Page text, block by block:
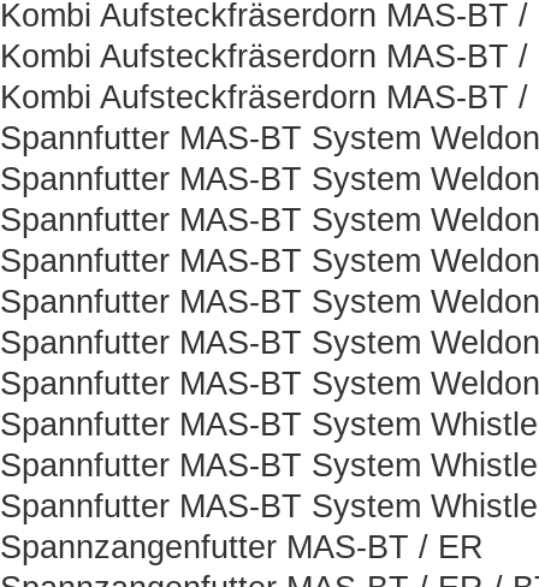
Kombi Aufsteckfräserdorn MAS-BT /
Kombi Aufsteckfräserdorn MAS-BT /
Kombi Aufsteckfräserdorn MAS-BT /
Spannfutter MAS-BT System Weldon
Spannfutter MAS-BT System
Spannfutter MAS-BT System
Spannfutter MAS-BT System
Spannfutter MAS-BT System
Spannfutter MAS-BT System
Spannfutter MAS-BT System
Spannfutter MAS-BT System
Spannfutter MAS-BT System
Spannfutter MAS-BT System
Spannzangenfutter MAS-BT / ER